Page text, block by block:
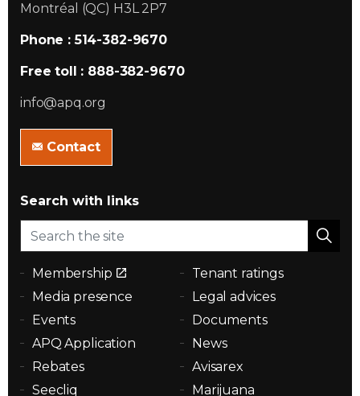
Montréal (QC) H3L 2P7
Phone : 514-382-9670
Free toll : 888-382-9670
info@apq.org
Contact
Search with links
Membership
Tenant ratings
Media presence
Legal advices
Events
Documents
APQ Application
News
Rebates
Avisarex
Seecliq
Marijuana